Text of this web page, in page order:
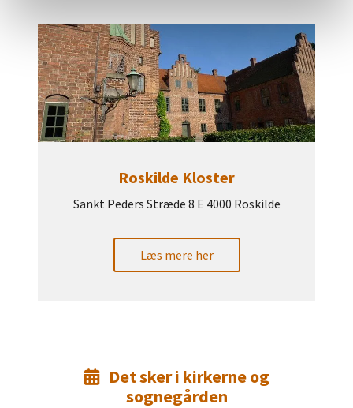
Roskilde Kloster
Sankt Peders Stræde 8 E 4000 Roskilde
Læs mere her
Det sker i kirkerne og
sognegården